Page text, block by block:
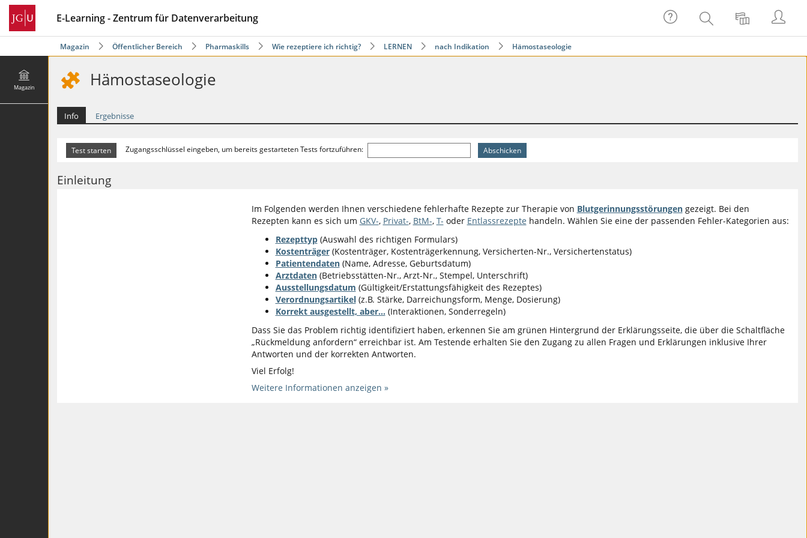
E-Learning - Zentrum für Datenverarbeitung
Magazin Öffentlicher Bereich Pharmaskills Wie rezeptiere ich richtig? LERNEN nach Indikation Hämostaseologie
Magazin Hämostaseologie
Info Ergebnisse
Zugangsschlüssel eingeben, um bereits gestarteten Tests fortzuführen:
Einleitung
Im Folgenden werden Ihnen verschiedene fehlerhafte Rezepte zur Therapie von Blutgerinnungsstörungengezeigt. Bei den
Rezepten kann es sich um GKV-, Privat-, BtM-, T- oder Entlassrezepte handeln. Wählen Sie eine der passenden Fehler-Kategorien aus:
Rezepttyp(Auswahl des richtigen Formulars)
Kostenträger(Kostenträger, Kostenträgerkennung, Versicherten-Nr., Versichertenstatus)
Patientendaten(Name, Adresse, Geburtsdatum)
Arztdaten(Betriebsstätten-Nr., Arzt-Nr., Stempel, Unterschrift)
Ausstellungsdatum (Gültigkeit/Erstattungsfähigkeit des Rezeptes)
Verordnungsartikel(z.B. Stärke, Darreichungsform, Menge, Dosierung)
Korrekt ausgestellt, aber... (Interaktionen, Sonderregeln)
Dass Sie das Problem richtig identifiziert haben, erkennen Sie am grünen Hintergrund der Erklärungsseite, die über die Schaltfläche
„Rückmeldung anfordern“ erreichbar ist. Am Testende erhalten Sie den Zugang zu allen Fragen und Erklärungen inklusive Ihrer
Antworten und der korrekten Antworten.
Viel Erfolg!
Weitere Informationen anzeigen »